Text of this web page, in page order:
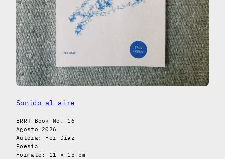
Sonido al aire
ERRR Book No. 16
Agosto 2026
Autora: Fer Díaz
Poesía
Formato: 11 × 15 cm